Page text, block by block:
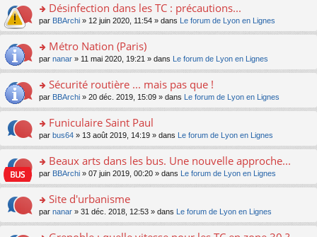
e
nt
u
s
ré
e
nt
lu
le
pl
u
s
e
nt
g
e
n
o
lu
pl
u
s
c
e
nt
e
s
a
g
e
n
n
lu
le
pl
u
c
e
nt
ult
er
le
m
e
a
g
e
n
n
le
pl
u
ré
c
e
o
n
ult
er
le
m
e
a
g
e
n
n
le
pl
u
Désinfection dans les TC : précautions...
par BBArchi » 12 juin 2020, 11:54 » dans Le forum de Lyon en Lignes
o
n
ult
er
le
m
e
a
g
e
n
n
Métro Nation (Paris)
par nanar » 11 mai 2020, 19:21 » dans Le forum de Lyon en Lignes
o
n
ult
er
le
m
e
a
g
e
n
Sécurité routière ... mais pas que !
par BBArchi » 20 déc. 2019, 15:09 » dans Le forum de Lyon en Lignes
o
n
ult
er
le
m
e
Funiculaire Saint Paul
par bus64 » 13 août 2019, 14:19 » dans Le forum de Lyon en Lignes
o
n
ult
er
le
Beaux arts dans les bus. Une nouvelle approche...
par BBArchi » 07 juin 2019, 00:20 » dans Le forum de Lyon en Lignes
o
n
Site d'urbanisme
par nanar » 31 déc. 2018, 12:53 » dans Le forum de Lyon en Lignes